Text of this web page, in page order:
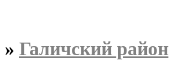
» Галичский район